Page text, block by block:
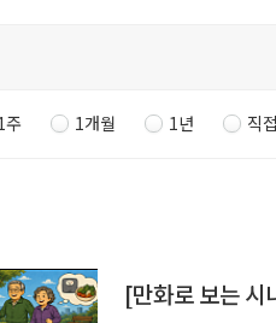
주 1개월 1년 직
[만화로 보는 시